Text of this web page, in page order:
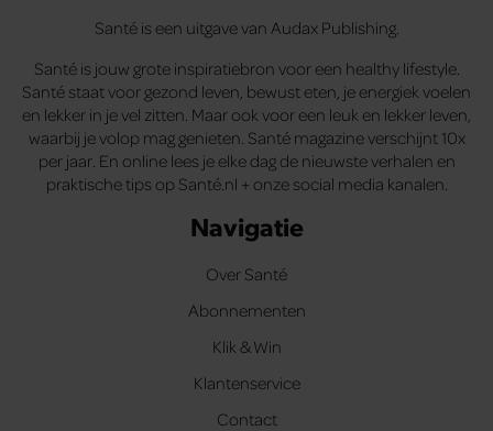
Santé is een uitgave van Audax Publishing.
Santé is jouw grote inspiratiebron voor een healthy lifestyle.
Santé staat voor gezond leven, bewust eten, je energiek voelen
en lekker in je vel zitten. Maar ook voor een leuk en lekker leven,
waarbij je volop mag genieten. Santé magazine verschijnt 10x
per jaar. En online lees je elke dag de nieuwste verhalen en
praktische tips op Santé.nl + onze social media kanalen.
Navigatie
Over Santé
Abonnementen
Klik & Win
Klantenservice
Contact